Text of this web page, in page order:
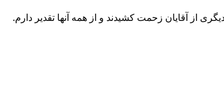
از آقایان زحمت کشیدند و از همه آنها تقدیر دارم.